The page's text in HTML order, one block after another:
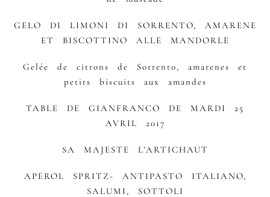
GELO DI LIMONI DI SORRENTO, AMARENE
ET BISCOTTINO ALLE MANDORLE
Gelée de citrons de Sorrento, amarenes et
petits biscuits aux amandes
TABLE DE GIANFRANCO DE MARDI 25
AVRIL 2017
SA MAJESTE L’ARTICHAUT
APEROL SPRITZ- ANTIPASTO ITALIANO,
SALUMI, SOTTOLI